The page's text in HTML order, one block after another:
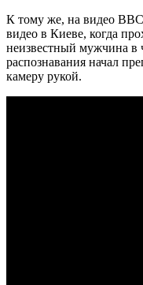
К тому же, на видео ВВС
видео в Киеве, когда
неизвестный мужчина в
распознавания начал
камеру рукой.